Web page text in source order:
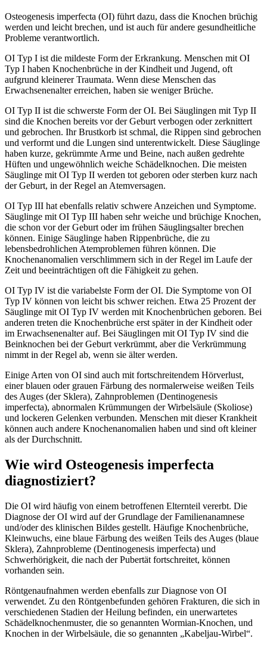
Osteogenesis imperfecta (OI) führt dazu, dass die Knochen brüchig
werden und leicht brechen, und ist auch für andere gesundheitliche
Probleme verantwortlich.
OI Typ I ist die mildeste Form der Erkrankung. Menschen mit OI
Typ I haben Knochenbrüche in der Kindheit und Jugend, oft
aufgrund kleinerer Traumata. Wenn diese Menschen das
Erwachsenenalter erreichen, haben sie weniger Brüche.
OI Typ II ist die schwerste Form der OI. Bei Säuglingen mit Typ II
sind die Knochen bereits vor der Geburt verbogen oder zerknittert
und gebrochen. Ihr Brustkorb ist schmal, die Rippen sind gebrochen
und verformt und die Lungen sind unterentwickelt. Diese Säuglinge
haben kurze, gekrümmte Arme und Beine, nach außen gedrehte
Hüften und ungewöhnlich weiche Schädelknochen. Die meisten
Säuglinge mit OI Typ II werden tot geboren oder sterben kurz nach
der Geburt, in der Regel an Atemversagen.
OI Typ III hat ebenfalls relativ schwere Anzeichen und Symptome.
Säuglinge mit OI Typ III haben sehr weiche und brüchige Knochen,
die schon vor der Geburt oder im frühen Säuglingsalter brechen
können. Einige Säuglinge haben Rippenbrüche, die zu
lebensbedrohlichen Atemproblemen führen können. Die
Knochenanomalien verschlimmern sich in der Regel im Laufe der
Zeit und beeinträchtigen oft die Fähigkeit zu gehen.
OI Typ IV ist die variabelste Form der OI. Die Symptome von OI
Typ IV können von leicht bis schwer reichen. Etwa 25 Prozent der
Säuglinge mit OI Typ IV werden mit Knochenbrüchen geboren. Bei
anderen treten die Knochenbrüche erst später in der Kindheit oder
im Erwachsenenalter auf. Bei Säuglingen mit OI Typ IV sind die
Beinknochen bei der Geburt verkrümmt, aber die Verkrümmung
nimmt in der Regel ab, wenn sie älter werden.
Einige Arten von OI sind auch mit fortschreitendem Hörverlust,
einer blauen oder grauen Färbung des normalerweise weißen Teils
des Auges (der Sklera), Zahnproblemen (Dentinogenesis
imperfecta), abnormalen Krümmungen der Wirbelsäule (Skoliose)
und lockeren Gelenken verbunden. Menschen mit dieser Krankheit
können auch andere Knochenanomalien haben und sind oft kleiner
als der Durchschnitt.
Wie wird Osteogenesis imperfecta
diagnostiziert?
Die OI wird häufig von einem betroffenen Elternteil vererbt. Die
Diagnose der OI wird auf der Grundlage der Familienanamnese
und/oder des klinischen Bildes gestellt. Häufige Knochenbrüche,
Kleinwuchs, eine blaue Färbung des weißen Teils des Auges (blaue
Sklera), Zahnprobleme (Dentinogenesis imperfecta) und
Schwerhörigkeit, die nach der Pubertät fortschreitet, können
vorhanden sein.
Röntgenaufnahmen werden ebenfalls zur Diagnose von OI
verwendet. Zu den Röntgenbefunden gehören Frakturen, die sich in
verschiedenen Stadien der Heilung befinden, ein unerwartetes
Schädelknochenmuster, die so genannten Wormian-Knochen, und
Knochen in der Wirbelsäule, die so genannten „Kabeljau-Wirbel“.